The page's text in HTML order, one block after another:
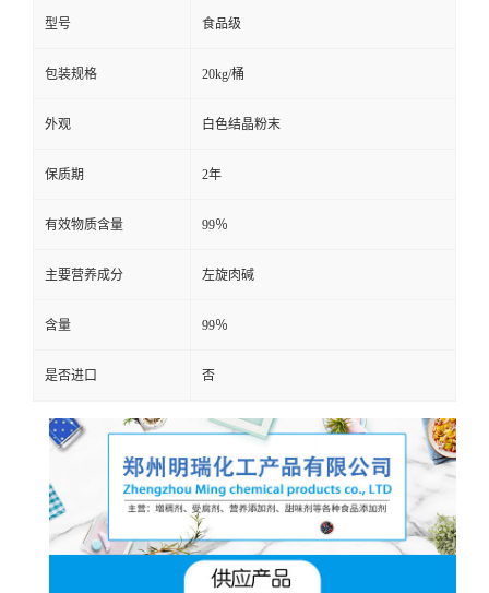
型号 食品级
包装规格 20kg/桶
外观 白色结晶粉末
保质期 2年
有效物质含量 99％
主要营养成分 左旋肉碱
含量 99％
是否进口 否